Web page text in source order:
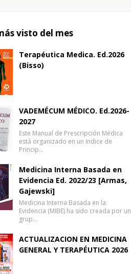
visto del mes
Terapéutica Medica. Ed.2026
(Bisso)
VADEMÉCUM MÉDICO. Ed.2026-
2027
Este Manual de Prescripción Médica
está organizado en un Indice de
Princip…
Medicina Interna Basada en
Evidencia Ed. 2022/23 [Armas,
Gajewski]
Medicina Interna Basada en la
Evidencia (MIBE) ha sido creada por un
grup…
ACTUALIZACION EN MEDICINA
GENERAL Y TERAPÉUTICA 2026